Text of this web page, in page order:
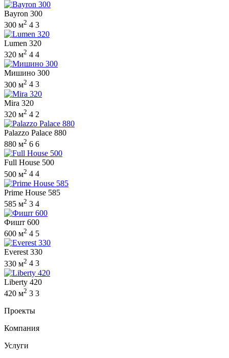
Bayron 300
300 м2 4 3
Lumen 320
320 м2 4 4
Мишино 300
300 м2 4 3
Mira 320
320 м2 4 2
Palazzo Palace 880
880 м2 6 6
Full House 500
500 м2 4 4
Prime House 585
585 м2 3 4
Фишт 600
600 м2 4 5
Everest 330
330 м2 4 3
Liberty 420
420 м2 3 3
Проекты
Компания
Услуги